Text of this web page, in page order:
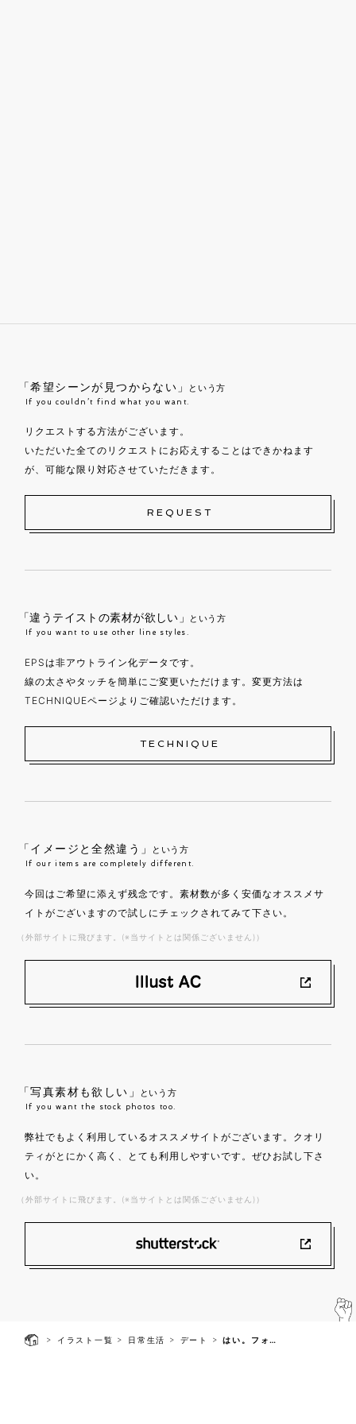
「希望シーンが見つからない」 という方
If you couldn’t find what you want.
リクエストする方法がございます。
いただいた全てのリクエストにお応えすることはできかねます
が、可能な限り対応させていただきます。
REQUEST
「違うテイストの素材が欲しい」 という方
If you want to use other line styles.
EPSは非アウトライン化データです。
線の太さやタッチを簡単にご変更いただけます。変更方法は
TECHNIQUEページよりご確認いただけます。
TECHNIQUE
「イメージと全然違う」 という方
If our items are completely different.
今回はご希望に添えず残念です。素材数が多く安価なオススメサ
イトがございますので試しにチェックされてみて下さい。
（外部サイトに飛びます。(※当サイトとは関係ございません)）
「写真素材も欲しい」 という方
If you want the stock photos too.
弊社でもよく利用しているオススメサイトがございます。クオリ
ティがとにかく高く、とても利用しやすいです。ぜひお試し下さ
い。
（外部サイトに飛びます。(※当サイトとは関係ございません)）
> イラスト一覧 > 日常生活 > デート > はい。フォーリンラブ